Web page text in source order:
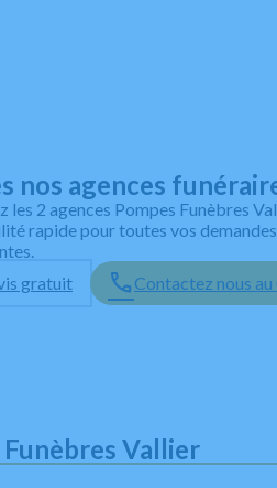
nos agences
les 2 agences Pompes Funèbres
rapide pour toutes vos
gratuit
Contactez nous
Vallier